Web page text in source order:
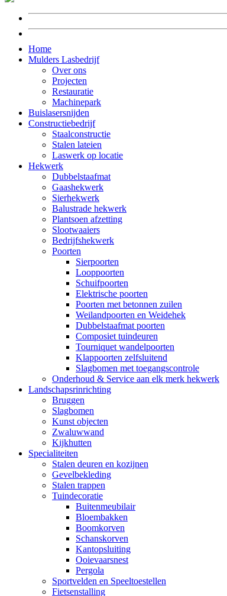
Home
Mulders Lasbedrijf
Over ons
Projecten
Restauratie
Machinepark
Buislasersnijden
Constructiebedrijf
Staalconstructie
Stalen lateien
Laswerk op locatie
Hekwerk
Dubbelstaafmat
Gaashekwerk
Sierhekwerk
Balustrade hekwerk
Plantsoen afzetting
Slootwaaiers
Bedrijfshekwerk
Poorten
Sierpoorten
Looppoorten
Schuifpoorten
Elektrische poorten
Poorten met betonnen zuilen
Weilandpoorten en Weidehek
Dubbelstaafmat poorten
Composiet tuindeuren
Tourniquet wandelpoorten
Klappoorten zelfsluitend
Slagbomen met toegangscontrole
Onderhoud & Service aan elk merk hekwerk
Landschapsrinrichting
Bruggen
Slagbomen
Kunst objecten
Zwaluwwand
Kijkhutten
Specialiteiten
Stalen deuren en kozijnen
Gevelbekleding
Stalen trappen
Tuindecoratie
Buitenmeubilair
Bloembakken
Boomkorven
Schanskorven
Kantopsluiting
Ooievaarsnest
Pergola
Sportvelden en Speeltoestellen
Fietsenstalling